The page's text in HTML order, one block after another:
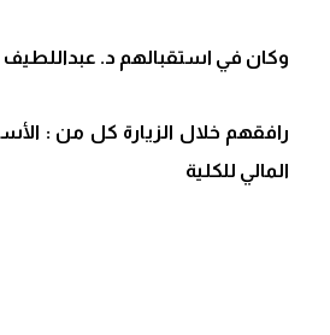
وكان في استقبالهم د.
رافقهم خلال الزيارة كل من :
المالي للكلية